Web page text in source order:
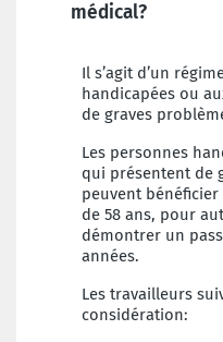
médical?
Il s’agit d’un
handicapées ou
de graves
Les personnes
qui présentent de
peuvent bénéficier
de 58 ans, pour
démontrer un
années.
Les travailleurs
considération: